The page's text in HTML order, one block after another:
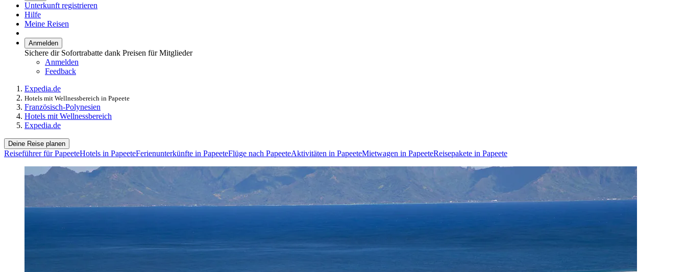
Unterkunft registrieren
Hilfe
Meine Reisen
Anmelden
Sichere dir Sofortrabatte dank Preisen für Mitglieder
Anmelden
Feedback
Expedia.de
Hotels mit Wellnessbereich in Papeete
Französisch-Polynesien
Hotels mit Wellnessbereich
Expedia.de
Deine Reise planen
Reiseführer für PapeeteHotels in PapeeteFerienunterkünfte in PapeeteFlüge nach PapeeteAktivitäten in PapeeteMietwagen in PapeeteReisepakete in Papeete